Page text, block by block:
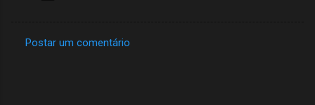
Postar um comentário